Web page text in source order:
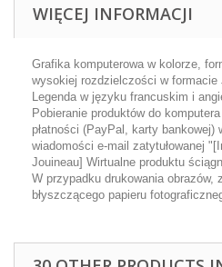
WIĘCEJ INFORMACJI
Grafika komputerowa w kolorze,
wysokiej rozdzielczości w formacie
Legenda w języku francuskim i
Pobieranie produktów do
płatności (PayPal, karty bankowej)
wiadomości e-mail zatytułowanej
Jouineau] Wirtualne produktu
W przypadku drukowania obrazów,
błyszczącego papieru